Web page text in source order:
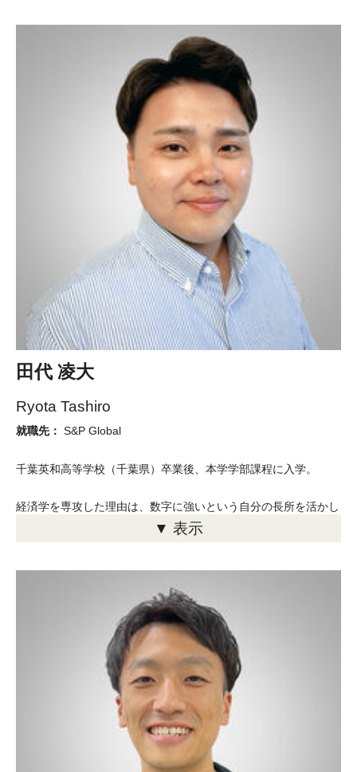
ルビジネスを副専攻に選びました。もともと数学に苦手意識があ
ったものの、教授やクラスメートのサポートにより、壁を乗り越
えることができました。TUJでの大きな収穫は、多様なバックグ
ラウンドを持つ人々との出会いでした。中学、高校とエスカレー
ター式で基本的に同じメンバーと過ごしてきた私にとって、様々
な国籍や経験を持つ学生との交流は新鮮で、自然とオープンな性
格が育まれたと感じています。「臆せず質問する姿勢」も身につ
けることができました。現在の仕事では、海外の開発ベンダーと
のやりとりにおいて、大学で培った英語力が大きな強みとなって
います。また、多様なバックグラウンドを持つ人たちと協力しな
がら目標に向かって進む力も、TUJでの経験が活きています。
TUJでの学びが自分の興味の幅を広げるきっかけとなったことに
感謝し、成長し続けたいと思います。
田代 凌大
Ryota Tashiro
就職先： S&P Global
千葉英和高等学校（千葉県）卒業後、本学学部課程に入学。
経済学を専攻した理由は、数字に強いという自分の長所を活かし
て働きたいと考えたからです。TUJの授業では国の政策の影響を
るなど、実例や体験を通して学ぶ機会が多かったので、経済の基
礎から応用までをしっかり理解しながら、幅広い知識を身につけ
ることができました。講義中は、学生は受け身ではなく、積極的
に発言し、教授とのコミュニケーションを重ねました。就職先に
はデータベンダーのS&P Globalを選びました。入社後も働きなが
ら現場で学ぶプログラムが用意されており、TUJで学んだ知識を
さらに応用できる環境が整っています。現在は新規営業部に在籍
し、顧客企業が自社に抱えるデータを最適な形で活用できるよ
う、企業分析などを通して様々な提案を行っています。お客様の
役に立つデータを提供することで、国が豊かになるよう貢献して
▼ 表示